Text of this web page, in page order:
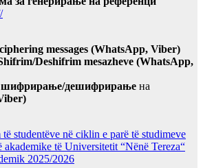
messages (WhatsApp, Viber)
Deshifrim mesazheve (WhatsApp,
шифрирање/дешифрирање на
studentëve në ciklin e parë të studimeve
akademike të Universitetit “Nënë Tereza“
2025/2026